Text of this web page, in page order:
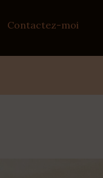
Contactez-moi